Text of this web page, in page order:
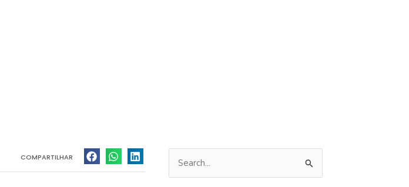
COMPARTILHAR
Pesquisar
por: